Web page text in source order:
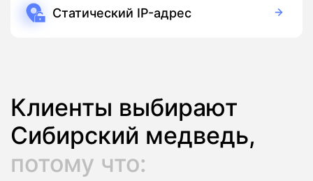
Статический IP-адрес
Клиенты выбирают
Сибирский медведь,
потому что: